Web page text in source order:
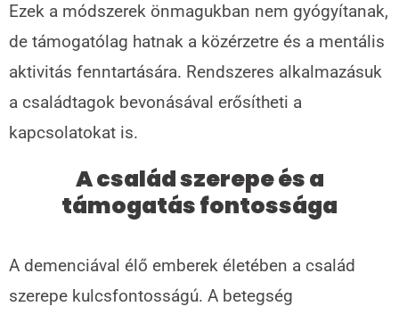
Ezek a módszerek önmagukban nem gyógyítanak,
de támogatólag hatnak a közérzetre és a mentális
aktivitás fenntartására. Rendszeres alkalmazásuk
a családtagok bevonásával erősítheti a
kapcsolatokat is.
A család szerepe és a
támogatás fontossága
A demenciával élő emberek életében a család
szerepe kulcsfontosságú. A betegség